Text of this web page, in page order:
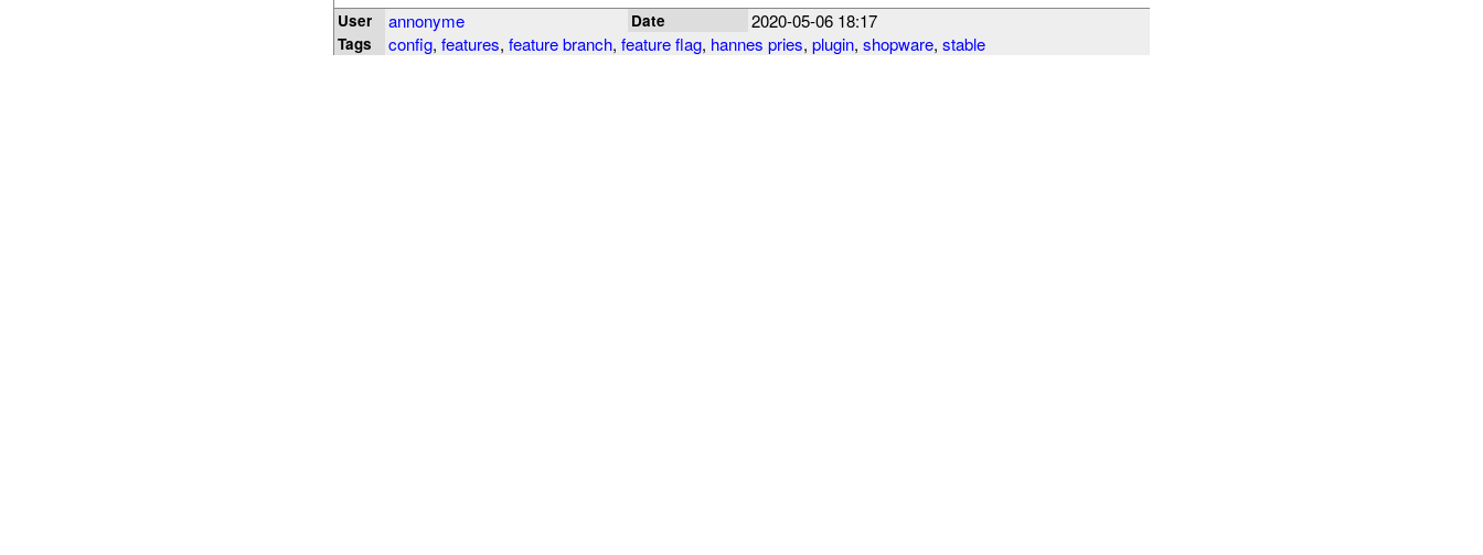
User annonyme Date 2020-05-06 18:17
Tags config, features, feature branch, feature flag, hannes pries, plugin, shopware, stable